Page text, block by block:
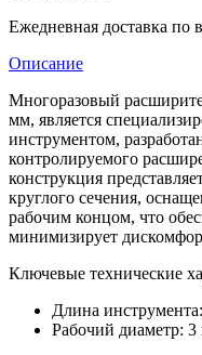
Ежедневная доставка по
Описание
Многоразовый
мм, является
инструментом,
контролируемого
конструкция
круглого сечения,
рабочим концом, что
минимизирует
Ключевые технические
Длина
Рабочий диаметр: